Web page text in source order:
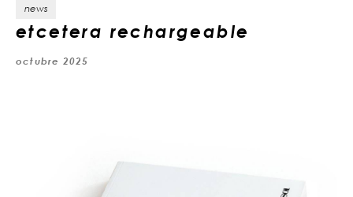
news
etcetera rechargeable
octubre 2025